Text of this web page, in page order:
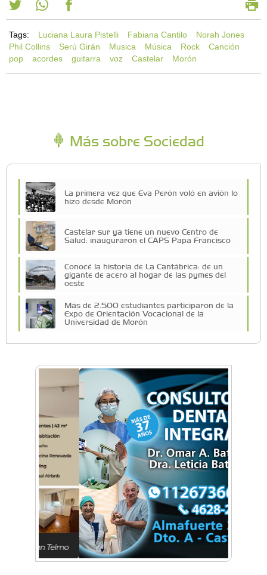
Tags: Luciana Laura Pistelli Fabiana Cantilo
Norah Jones
Phil Collins
Serú Girán Musica Música Rock
Canción
pop
acordes guitarra voz Castelar Morón
Más sobre Sociedad
La primera vez que Eva Perón voló en avión lo
hizo desde Morón
Castelar sur ya tiene un nuevo Centro de
Salud: inauguraron el CAPS Papa Francisco
Conocé la historia de La Cantábrica: de un
gigante de acero al hogar de las pymes del
oeste
Más de 2.500 estudiantes participaron de la
Expo de Orientación Vocacional de la
Universidad de Morón
De Castelar a Júpiter: Conocé la historia del
vecino que mapeó la luna hacia la que viaja
Castelar Digital
Dr. Omar Battilana: casi cuatro décadas de
odontología en Castelar con una premisa que
no cambió
Emiliano Brancciari inauguró "El Banquito de
Norita", el nuevo ciclo cultural de la Casa
Museo Nora Cortiñas
No funcionará el Ferrocarril Sarmiento por
cuatro días
¡Sí, prometo! Miles de estudiantes de Morón
prometieron lealtad a la bandera